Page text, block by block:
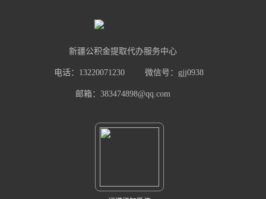
新疆公积金提取代办服务中心
电话：13220071230 微信号：gjj0938
邮箱：383474898@qq.com